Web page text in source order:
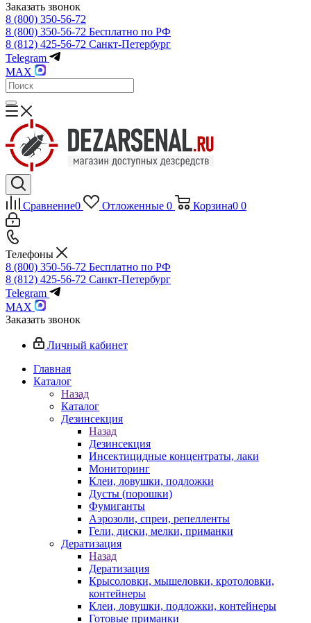
Заказать звонок
8 (800) 350-56-72
8 (800) 350-56-72 Бесплатно по РФ
8 (812) 425-56-72 Санкт-Петербург
Telegram
MAX
Сравнение0 Отложенные 0 Корзина0 0
Телефоны
8 (800) 350-56-72 Бесплатно по РФ
8 (812) 425-56-72 Санкт-Петербург
Telegram
MAX
Заказать звонок
Личный кабинет
Главная
Каталог
Назад
Каталог
Дезинсекция
Назад
Дезинсекция
Инсектицидные концентраты, лаки
Мониторинг
Клеи, ловушки, подложки
Дусты (порошки)
Фумиганты
Аэрозоли, спреи, репелленты
Гели, диски, мелки, приманки
Дератизация
Назад
Дератизация
Крысоловки, мышеловки, кротоловки,
контейнеры
Клеи, ловушки, подложки, контейнеры
Готовые приманки